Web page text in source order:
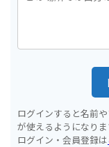
ログインすると名前
が使えるようになりま
ログイン・会員登録は